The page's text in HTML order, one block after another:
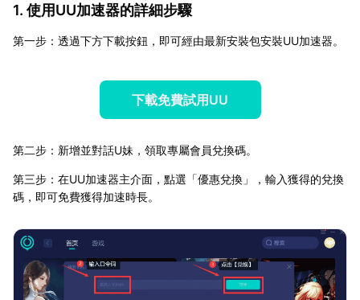
1. 使用UU加速器的詳細步驟
第一步：透過下方下載按鈕，即可經由最新安裝包安裝UU加速器。
下載免費試用UU
第二步：新增並對話U妹，領取專屬會員兌換碼。
第三步：在UU加速器主介面，點選「優惠兌換」，輸入獲得的兌換
碼，即可免費獲得加速時長。